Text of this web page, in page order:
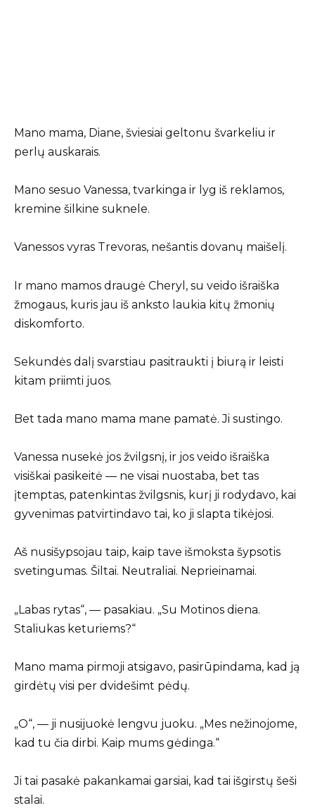
Mano mama, Diane, šviesiai geltonu švarkeliu ir
perlų auskarais.
Mano sesuo Vanessa, tvarkinga ir lyg iš reklamos,
kremine šilkine suknele.
Vanessos vyras Trevoras, nešantis dovanų maišelį.
Ir mano mamos draugė Cheryl, su veido išraiška
žmogaus, kuris jau iš anksto laukia kitų žmonių
diskomforto.
Sekundės dalį svarstiau pasitraukti į biurą ir leisti
kitam priimti juos.
Bet tada mano mama mane pamatė. Ji sustingo.
Vanessa nusekė jos žvilgsnį, ir jos veido išraiška
visiškai pasikeitė — ne visai nuostaba, bet tas
įtemptas, patenkintas žvilgsnis, kurį ji rodydavo, kai
gyvenimas patvirtindavo tai, ko ji slapta tikėjosi.
Aš nusišypsojau taip, kaip tave išmoksta šypsotis
svetingumas. Šiltai. Neutraliai. Neprieinamai.
„Labas rytas“, — pasakiau. „Su Motinos diena.
Staliukas keturiems?“
Mano mama pirmoji atsigavo, pasirūpindama, kad ją
girdėtų visi per dvidešimt pėdų.
„O“, — ji nusijuokė lengvu juoku. „Mes nežinojome,
kad tu čia dirbi. Kaip mums gėdinga.“
Ji tai pasakė pakankamai garsiai, kad tai išgirstų šeši
stalai.